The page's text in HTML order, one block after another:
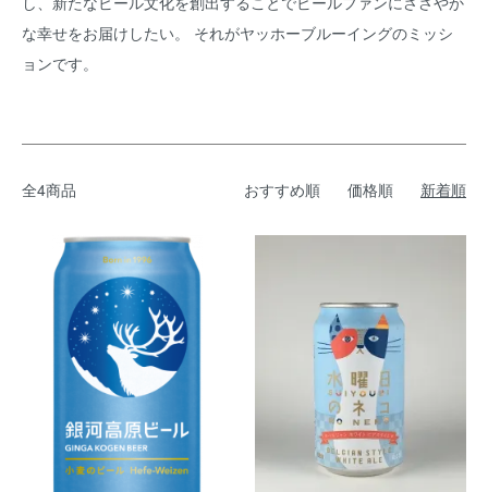
な幸せをお届けしたい。 それがヤッホーブルーイングのミッシ
ョンです。
全4商品 おすすめ順 価格順 新着順